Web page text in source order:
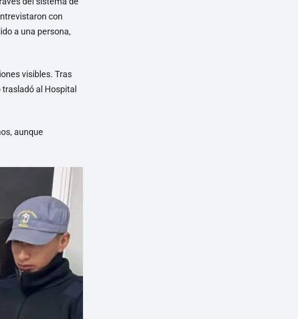
con
a una persona,
visibles. Tras
al Hospital
aunque